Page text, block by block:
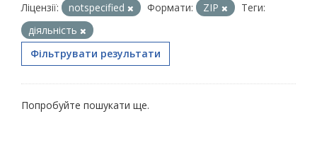
Ліцензії: notspecified Формати: ZIP
Теги:
діяльність
Фільтрувати результати
Попробуйте пошукати ще.